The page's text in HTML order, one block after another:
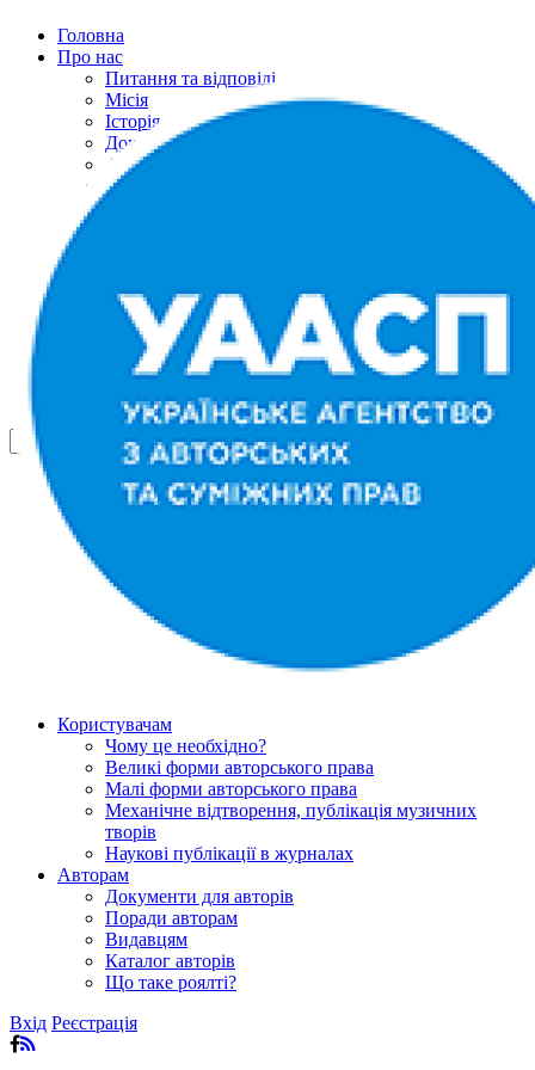
Головна
Про нас
Питання та відповіді
Місія
Історія
Документи
Авторська рада
Рада правовласників
Новини
Контакти
Українська
Русский
Користувачам
Чому це необхідно?
Великі форми авторського права
Малі форми авторського права
Механічне відтворення, публікація музичних
творів
Наукові публікації в журналах
Авторам
Документи для авторів
Поради авторам
Видавцям
Каталог авторів
Що таке роялті?
Вхід Реєстрація